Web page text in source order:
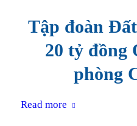
Tập đoàn
20 tỷ đồng
phòng
Read more